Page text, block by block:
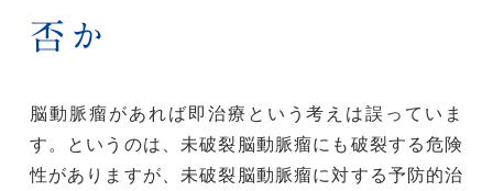
否か
脳動脈瘤があれば即治療という考えは誤っていま
す。というのは、未破裂脳動脈瘤にも破裂する危険
性がありますが、未破裂脳動脈瘤に対する予防的治